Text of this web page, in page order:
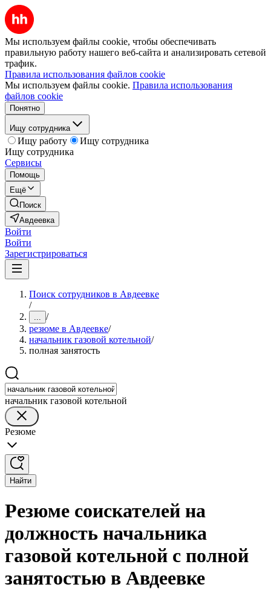
Мы используем файлы cookie, чтобы обеспечивать
правильную работу нашего веб-сайта и анализировать сетевой
трафик.
Правила использования файлов cookie
Мы используем файлы cookie. Правила использования
файлов cookie
Понятно
Ищу сотрудника
Ищу работу
Ищу сотрудника
Ищу сотрудника
Сервисы
Помощь
Ещё
Поиск
Авдеевка
Войти
Войти
Зарегистрироваться
Поиск сотрудников в Авдеевке
/
... /
резюме в Авдеевке/
начальник газовой котельной/
полная занятость
начальник газовой котельной
Резюме
Найти
Резюме соискателей на
должность начальника
газовой котельной с полной
занятостью в Авдеевке